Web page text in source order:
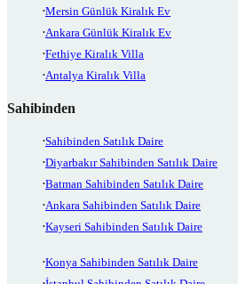
Mersin Günlük Kiralık Ev
Ankara Günlük Kiralık Ev
Fethiye Kiralık Villa
Antalya Kiralık Villa
Sahibinden
Sahibinden Satılık Daire
Diyarbakır Sahibinden Satılık Daire
Batman Sahibinden Satılık Daire
Ankara Sahibinden Satılık Daire
Kayseri Sahibinden Satılık Daire
Konya Sahibinden Satılık Daire